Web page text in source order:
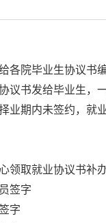
各院毕业生协议书
议书发给毕业生，
业期内未签约，就
领取就业协议书补
签字
字